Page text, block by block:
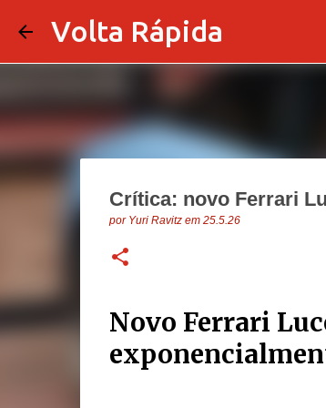
Volta Rápida
Crítica: novo Ferrari
por Yuri Ravitz em 25.5.26
Novo Ferrari